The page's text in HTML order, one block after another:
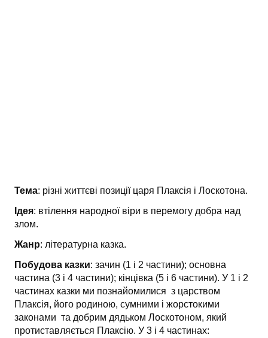
Тема: різні життєві позиції царя Плаксія і Лоскотона.
Ідея: втілення народної віри в перемогу добра над
злом.
Жанр: літературна казка.
Побудова казки: зачин (1 і 2 частини); основна
частина (3 і 4 частини); кінцівка (5 і 6 частини). У 1 і 2
частинах казки ми познайомилися з царством
Плаксія, його родиною, сумними і жорстокими
законами та добрим дядьком Лоскотоном, який
протиставляється Плаксію. У 3 і 4 частинах: